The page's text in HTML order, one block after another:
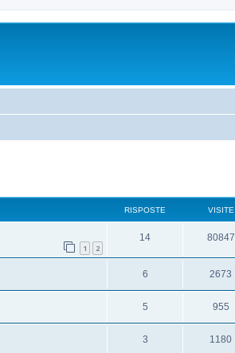
RISPOSTE VISITE
1 2
14 80847
6 2673
5 955
3 1180